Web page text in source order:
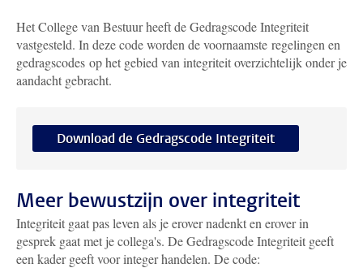
Het College van Bestuur heeft de Gedragscode Integriteit
vastgesteld. In deze code worden de voornaamste regelingen en
gedragscodes op het gebied van integriteit overzichtelijk onder je
aandacht gebracht.
Download de Gedragscode Integriteit
Meer bewustzijn over integriteit
Integriteit gaat pas leven als je erover nadenkt en erover in
gesprek gaat met je collega's. De Gedragscode Integriteit geeft
een kader geeft voor integer handelen. De code: